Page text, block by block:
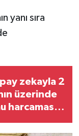
yanı sıra
zekayla 2
üzerinde
harcaması